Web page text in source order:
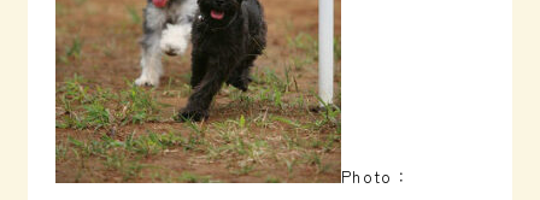
Photo：